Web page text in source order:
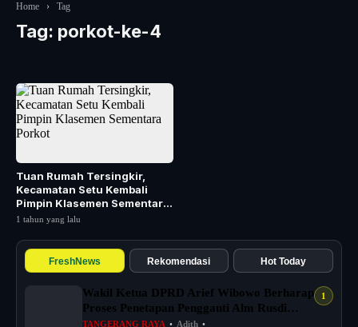
Home › Tag
Tag: porkot-ke-4
Tuan Rumah Tersingkir,
Kecamatan Setu Kembali
Pimpin Klasemen Sementara
Porkot
1 tahun yang lalu
FreshNews Rekomendasi Hot Today
Wakil Ketua DPRD Arief Wibowo Berharap
Proses Penetapan Pengganti Alm Rusdi
Sege...
TANGERANG RAYA • Adith •